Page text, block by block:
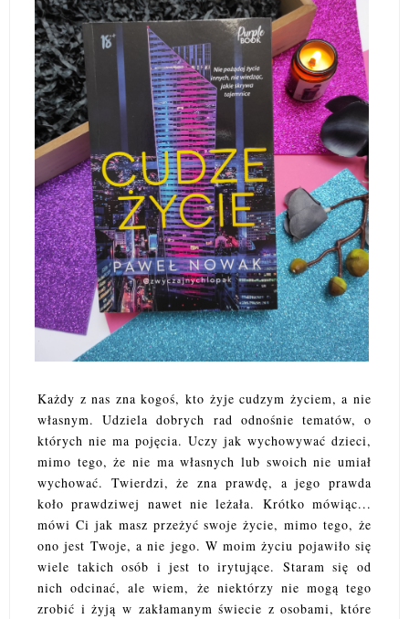
Każdy z nas zna kogoś, kto żyje cudzym życiem, a nie
własnym. Udziela dobrych rad odnośnie tematów, o
których nie ma pojęcia. Uczy jak wychowywać dzieci,
mimo tego, że nie ma własnych lub swoich nie umiał
wychować. Twierdzi, że zna prawdę, a jego prawda
koło prawdziwej nawet nie leżała. Krótko mówiąc...
mówi Ci jak masz przeżyć swoje życie, mimo tego, że
ono jest Twoje, a nie jego. W moim życiu pojawiło się
wiele takich osób i jest to irytujące. Staram się od
nich odcinać, ale wiem, że niektórzy nie mogą tego
zrobić i żyją w zakłamanym świecie z osobami, które